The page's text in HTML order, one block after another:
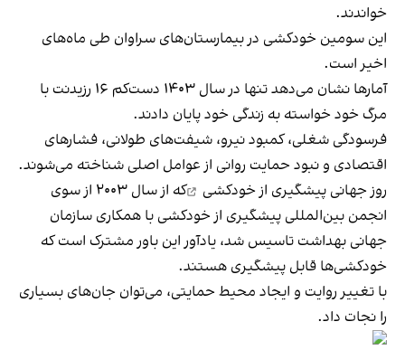
خواندند.
این سومین خودکشی در بیمارستان‌های سراوان طی ماه‌های
اخیر است.
آمارها نشان می‌دهد تنها در سال ۱۴۰۳ دست‌کم ۱۶ رزیدنت با
مرگ خود خواسته به زندگی خود پایان دادند.
فرسودگی شغلی، کمبود نیرو، شیفت‌های طولانی، فشارهای
اقتصادی و نبود حمایت روانی از عوامل اصلی شناخته می‌شوند.
روز جهانی پیشگیری ازخودکشی
که از سال ۲۰۰۳ از سوی
انجمن بین‌المللی پیشگیری از خودکشی با همکاری سازمان
جهانی بهداشت تاسیس شد، یادآور این باور مشترک است که
خودکشی‌ها قابل پیشگیری هستند.
با تغییر روایت و ایجاد محیط حمایتی، می‌توان جان‌های بسیاری
را نجات داد.